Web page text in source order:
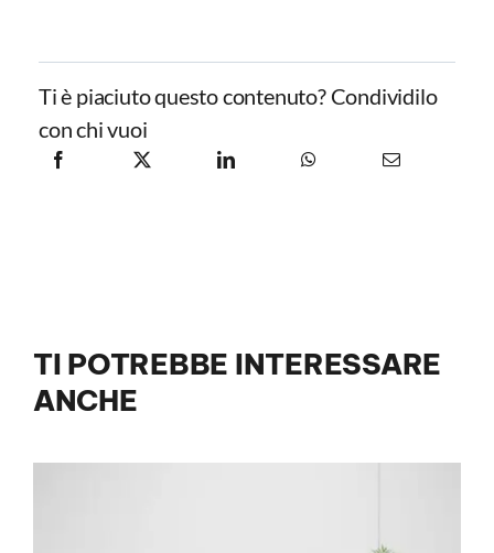
Ti è piaciuto questo contenuto? Condividilo
con chi vuoi
TI POTREBBE INTERESSARE
ANCHE